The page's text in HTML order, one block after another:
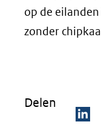
op de
zonder
Delen